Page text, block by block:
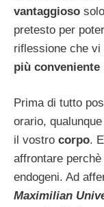
vantaggioso
pretesto per poter
riflessione che vi
più conveniente
Prima di tutto
orario,
il vostro corpo.
affrontare
endogeni. Ad
Maximilian